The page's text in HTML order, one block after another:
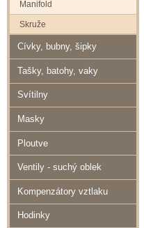
Manifold
Skruže
Cívky, bubny, šipky
Tašky, batohy, vaky
Svítilny
Masky
Ploutve
Ventily - suchý oblek
Kompenzátory vztlaku
Hodinky